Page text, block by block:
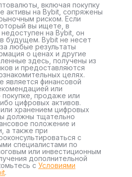
включая покупку
активы на Bybit, сопряжены
риском. Если
вы ищете, в
на Bybit, он
будущем. Bybit не несет
любые результаты
о ценах и другие
здесь, получены из
и предоставляются
целях.
является финансовой
или
продаже или
цифровых активов.
хранением цифровых
должны тщательно
положение и
а также при
с
специалистами по
или инвестиционным
дополнительной
с Условиями
.